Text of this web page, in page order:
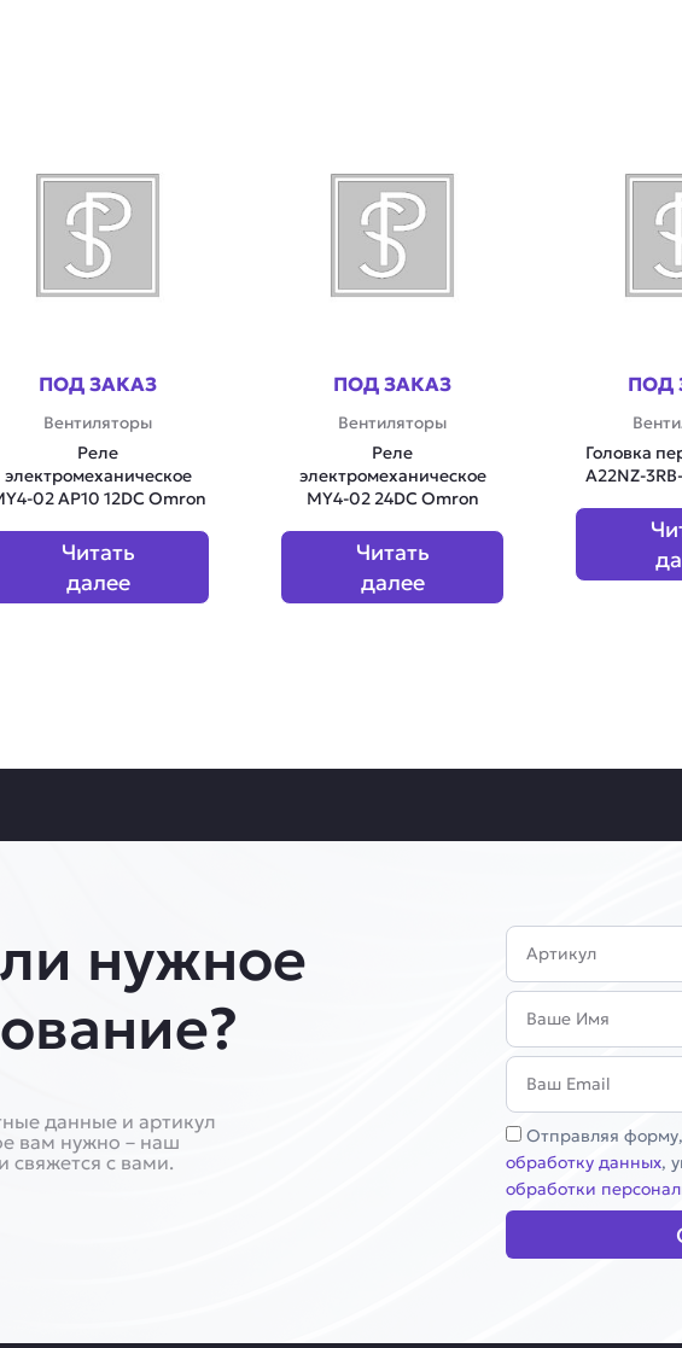
ПОД ЗАКАЗ
Вентиляторы
Реле
электромеханическое
02 AP10 12DC Omron
Читать
далее
ПОД ЗАКАЗ
Вентиляторы
Реле
электромеханическое
MY4-02 24DC Omron
Читать
далее
ПОД
Головка
A22NZ-
нужное
данные и артикул
вам нужно – наш
свяжется с вами.
Артикул
Имя
Email
Соглашение
Отправляя
обработку данных,
обработки